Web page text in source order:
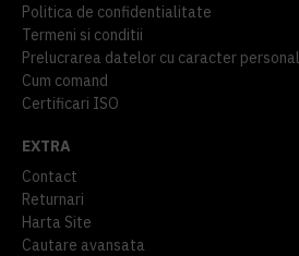
Politica de confidentialitate
Termeni si conditii
Prelucrarea datelor cu caracter personal
Cum comand
Certificari ISO
EXTRA
Contact
Returnari
Harta Site
Cautare avansata